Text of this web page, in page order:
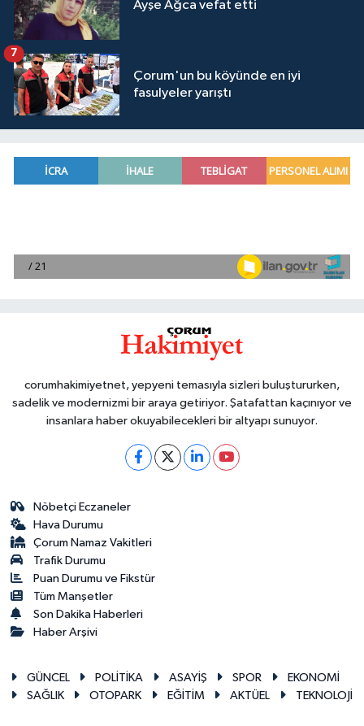
Ayşe Ağca vefat etti
Çorum'un bu köyünde en iyi
fasulyeler yarıştı
7
corumhakimiyetnet, yepyeni temasıyla sizleri buluştururken,
sadelik ve modernizmi bir araya getiriyor. Şatafattan kaçınıyor ve
insanlara haber okuyabilecekleri bir altyapı sunuyor.
Nöbetçi Eczaneler
Hava Durumu
Çorum Namaz Vakitleri
Trafik Durumu
Puan Durumu ve Fikstür
Tüm Manşetler
Son Dakika Haberleri
Haber Arşivi
GÜNCEL POLİTİKA ASAYİŞ SPOR
EKONOMİ
SAĞLIK
OTOPARK EĞİTİM AKTÜEL TEKNOLOJİ